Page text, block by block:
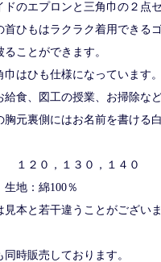
ドのエプロンと三角巾の２点セ
首ひもはラクラク着用できるゴ
ことができます。
巾はひも仕様になっています。
給食、図工の授業、お掃除な
胸元裏側にはお名前を書ける
１２０，１３０，１４０
生地：綿100％
見本と若干違うことがございま
時販売しております。